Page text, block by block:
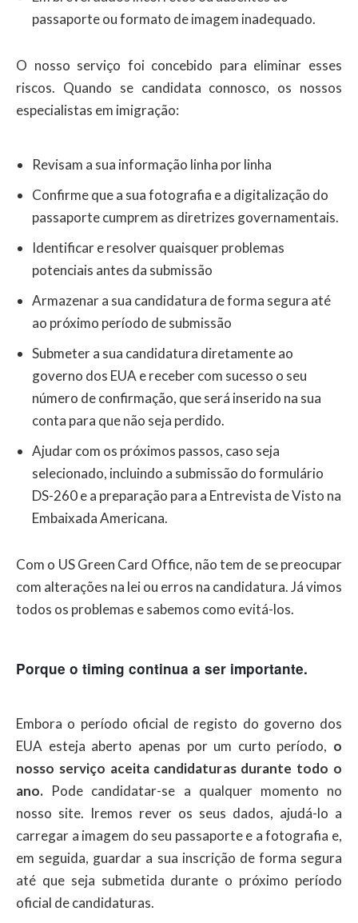
passaporte ou formato de imagem inadequado.
O nosso serviço foi concebido para eliminar esses
riscos. Quando se candidata connosco, os nossos
especialistas em imigração:
Revisam a sua informação linha por linha
Confirme que a sua fotografia e a digitalização do
passaporte cumprem as diretrizes governamentais.
Identificar e resolver quaisquer problemas
potenciais antes da submissão
Armazenar a sua candidatura de forma segura até
ao próximo período de submissão
Submeter a sua candidatura diretamente ao
governo dos EUA e receber com sucesso o seu
número de confirmação, que será inserido na sua
conta para que não seja perdido.
Ajudar com os próximos passos, caso seja
selecionado, incluindo a submissão do formulário
DS-260 e a preparação para a Entrevista de Visto na
Embaixada Americana.
Com o US Green Card Office, não tem de se preocupar
com alterações na lei ou erros na candidatura. Já vimos
todos os problemas e sabemos como evitá-los.
Porque o timing continua a ser importante.
Embora o período oficial de registo do governo dos
EUA esteja aberto apenas por um curto período, o
nosso serviço aceita candidaturas durante todo o
ano. Pode candidatar-se a qualquer momento no
nosso site. Iremos rever os seus dados, ajudá-lo a
carregar a imagem do seu passaporte e a fotografia e,
em seguida, guardar a sua inscrição de forma segura
até que seja submetida durante o próximo período
oficial de candidaturas.